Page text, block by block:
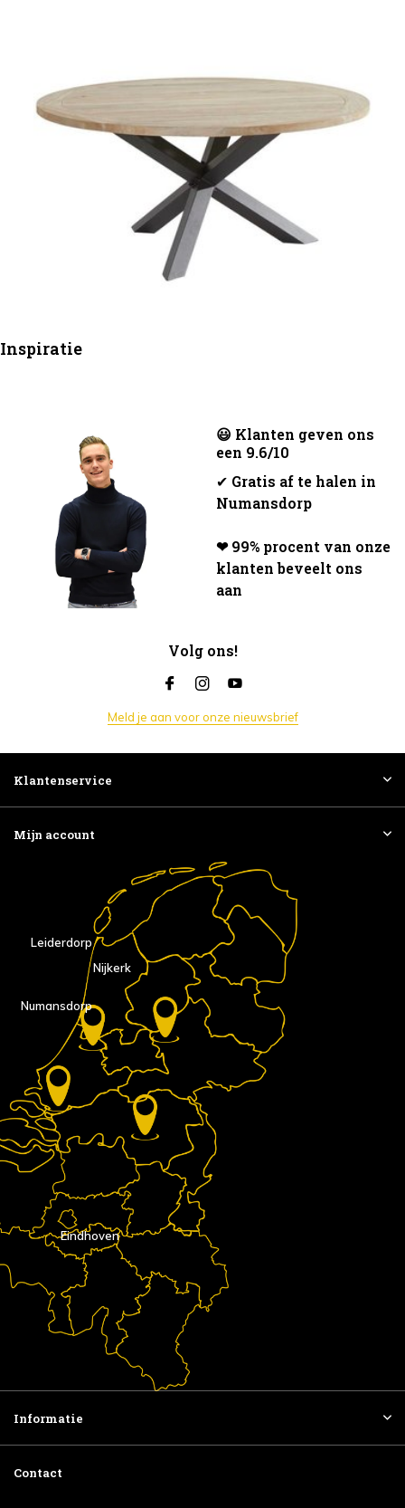
Inspiratie
😃 Klanten geven ons
een 9.6/10
✔ Gratis af te halen in
Numansdorp
❤ 99% procent van onze
klanten beveelt ons
aan
Volg ons!
Meld je aan voor onze nieuwsbrief
Klantenservice
Mijn account
Eindhoven
Nijkerk
Numansdorp
Leiderdorp
Informatie
Contact